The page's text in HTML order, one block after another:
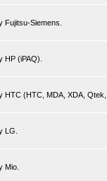
Siemens.
(iPAQ).
(HTC, MDA, XDA,
LG.
Mio.